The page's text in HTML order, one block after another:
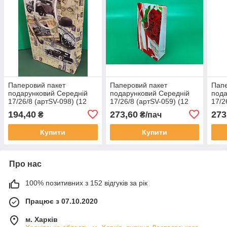
Паперовий пакет
подарунковий Середній
17/26/8 (артSV-098) (12
194,40 ₴
Купити
Паперовий пакет
подарунковий Середній
17/26/8 (артSV-059) (12
273,60₴/пач
Купити
17/
Про нас
100% позитивних з 152 відгуків за рік
Працює з 07.10.2020
м. Харків